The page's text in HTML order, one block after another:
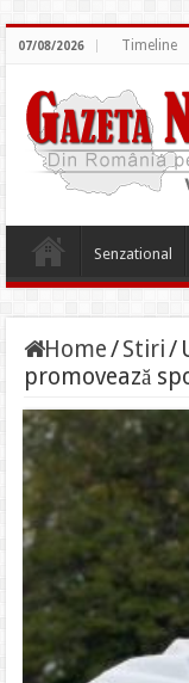
07/08/2026 Timeline
Senzational
Home/Stiri/
promovează